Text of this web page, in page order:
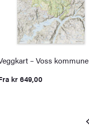
– Voss kommune
kr649,00